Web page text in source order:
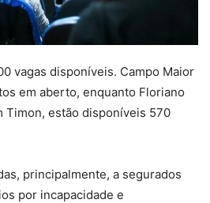
vagas disponíveis. Campo Maior
em aberto, enquanto Floriano
Timon, estão disponíveis 570
principalmente, a segurados
por incapacidade e